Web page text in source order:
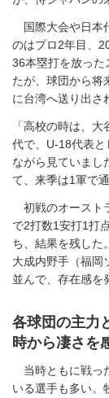
国際大会や日本
のはプロ2年目、
36本塁打を放った
たが、球団から将
に台湾へ送り出さ
「高校の時は、
代で、U-18代表
ながら見ていまし
て、来季は1軍で
初戦のオースト
で2打数1安打1打
ち、結果を残した
大成内野手（福岡
並んで、存在感を
各球団の主力
時から凄さを
当時ともに戦っ
いる選手も多い。